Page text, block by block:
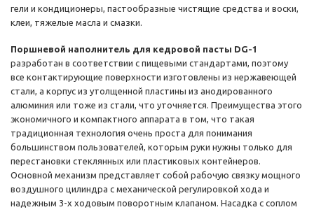
гели и кондиционеры, пастообразные чистящие средства и воски,
клеи, тяжелые масла и смазки.
Поршневой наполнитель для кедровой пасты DG-1
разработан в соответствии с пищевыми стандартами, поэтому
все контактирующие поверхности изготовлены из нержавеющей
стали, а корпус из утолщенной пластины из анодированного
алюминия или тоже из стали, что уточняется. Преимущества этого
экономичного и компактного аппарата в том, что такая
традиционная технология очень проста для понимания
большинством пользователей, которым руки нужны только для
перестановки стеклянных или пластиковых контейнеров.
Основной механизм представляет собой рабочую связку мощного
воздушного цилиндра с механической регулировкой хода и
надежным 3-х ходовым поворотным клапаном. Насадка с соплом